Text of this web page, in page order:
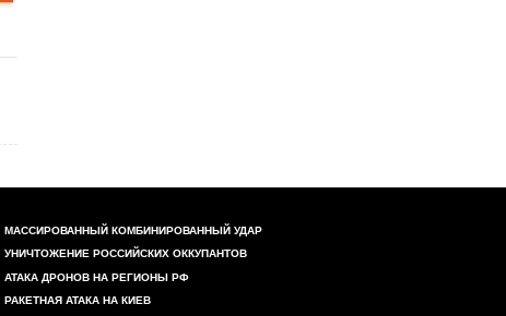
МАССИРОВАННЫЙ КОМБИНИРОВАННЫЙ УДАР
УНИЧТОЖЕНИЕ РОССИЙСКИХ ОККУПАНТОВ
АТАКА ДРОНОВ НА РЕГИОНЫ РФ
РАКЕТНАЯ АТАКА НА КИЕВ